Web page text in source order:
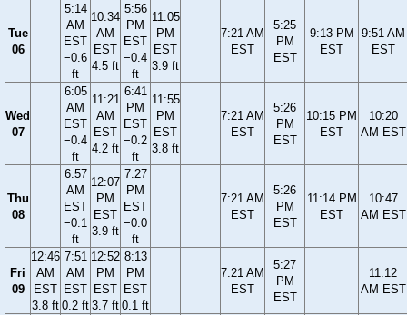
Tue
06
5:14
AM
EST
−0.6
ft
10:34
AM
EST
4.5 ft
5:56
PM
EST
−0.4
ft
11:05
PM
EST
3.9 ft
7:21 AM
EST
5:25
PM
EST
9:13 PM
EST
9:51 AM
EST
Wed
07
6:05
AM
EST
−0.4
ft
11:21
AM
EST
4.2 ft
6:41
PM
EST
−0.2
ft
11:55
PM
EST
3.8 ft
7:21 AM
EST
5:26
PM
EST
10:15 PM
EST
10:20
AM EST
Thu
08
6:57
AM
EST
−0.1
ft
12:07
PM
EST
3.9 ft
7:27
PM
EST
−0.0
ft
7:21 AM
EST
5:26
PM
EST
11:14 PM
EST
10:47
AM EST
Fri
09
12:46
AM
EST
3.8 ft
7:51
AM
EST
0.2 ft
12:52
PM
EST
3.7 ft
8:13
PM
EST
0.1 ft
7:21 AM
EST
5:27
PM
EST
11:12
AM EST